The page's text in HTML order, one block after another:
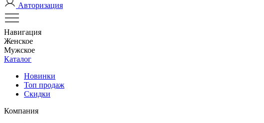
Авторизация
Навигация
Женское
Мужское
Каталог
Новинки
Топ продаж
Скидки
Компания